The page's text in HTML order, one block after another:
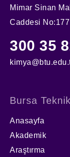
Mimar Sinan
Caddesi No:177
300 35
Bursa
Anasayfa
Akademik
Araştırma